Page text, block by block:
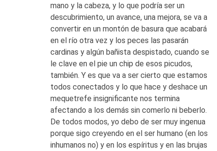
mano y la cabeza, y lo que podría ser un
descubrimiento, un avance, una mejora, se va a
convertir en un montón de basura que acabará
en el río otra vez y los peces las pasarán
cardinas y algún bañista despistado, cuando se
le clave en el pie un chip de esos picudos,
también. Y es que va a ser cierto que estamos
todos conectados y lo que hace y deshace un
mequetrefe insignificante nos termina
afectando a los demás sin comerlo ni beberlo.
De todos modos, yo debo de ser muy ingenua
porque sigo creyendo en el ser humano (en los
inhumanos no) y en los espíritus y en las brujas